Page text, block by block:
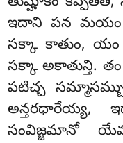
ఇదాని పన
సక్కా కాతుం,
సక్కా అకాతున్తి.
పటిచ్చ
అన్తరధారేయ్య,
సంవిజ్జమానో